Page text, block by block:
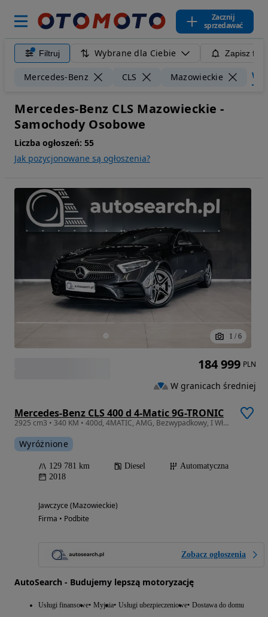
Zacznij
sprzedawać
Filtruj Wybrane dla Ciebie Zapisz
Mercedes-Benz CLS Mazowieckie
Mercedes-Benz CLS Mazowieckie -
Samochody Osobowe
Liczba ogłoszeń: 55
Jak pozycjonowane są ogłoszenia?
1 / 6
Mercedes-Benz CLS 400 d 4-Matic 9G-TRONIC
2925 cm3 • 340 KM • 400d, 4MATIC, AMG, Bezwypadkowy, I Właściciel, ASO, Szyberdach, FV
Wyróżnione
129 781 km Diesel
Automatyczna
2018
Jawczyce (Mazowieckie)
Firma • Podbite
Zobacz ogłoszenia
AutoSearch - Budujemy lepszą motoryzację
Usługi finansowe Myjnia Usługi ubezpieczeniowe Dostawa do domu
184 999 PLN
W granicach średniej